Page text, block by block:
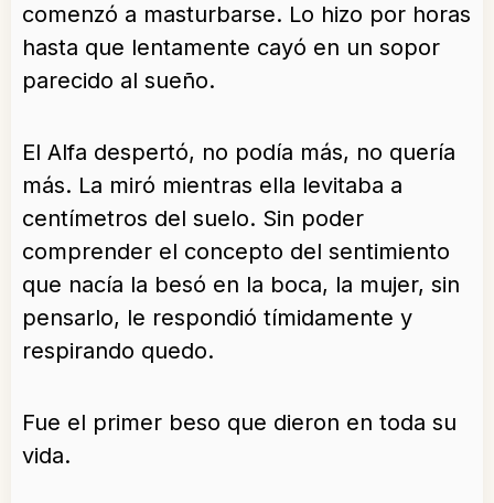
comenzó a masturbarse. Lo hizo por horas
hasta que lentamente cayó en un sopor
parecido al sueño.
El Alfa despertó, no podía más, no quería
más. La miró mientras ella levitaba a
centímetros del suelo. Sin poder
comprender el concepto del sentimiento
que nacía la besó en la boca, la mujer, sin
pensarlo, le respondió tímidamente y
respirando quedo.
Fue el primer beso que dieron en toda su
vida.